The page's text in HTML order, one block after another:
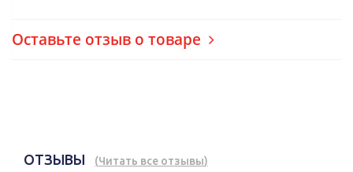
Оставьте отзыв о товаре
ОТЗЫВЫ (Читать все отзывы)